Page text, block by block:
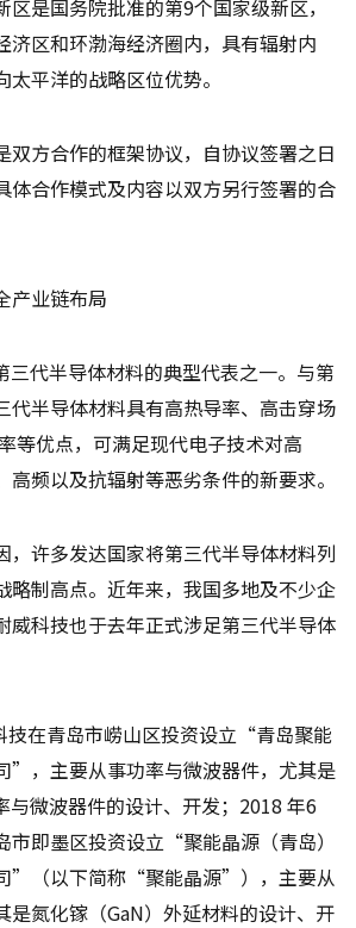
是国务院批准的第9个国家级新区，
济区和环渤海经济圈内，具有辐射内
平洋的战略区位优势。
双方合作的框架协议，自协议签署之日
体合作模式及内容以双方另行签署的合
产业链布局
三代半导体材料的典型代表之一。与第
代半导体材料具有高热导率、高击穿场
等优点，可满足现代电子技术对高
频以及抗辐射等恶劣条件的新要求。
，许多发达国家将第三代半导体材料列
略制高点。近年来，我国多地及不少企
威科技也于去年正式涉足第三代半导体
技在青岛市崂山区投资设立“青岛聚能
”，主要从事功率与微波器件，尤其是
与微波器件的设计、开发；2018 年6
市即墨区投资设立“聚能晶源（青岛）
”（以下简称“聚能晶源”），主要从
是氮化镓（GaN）外延材料的设计、开